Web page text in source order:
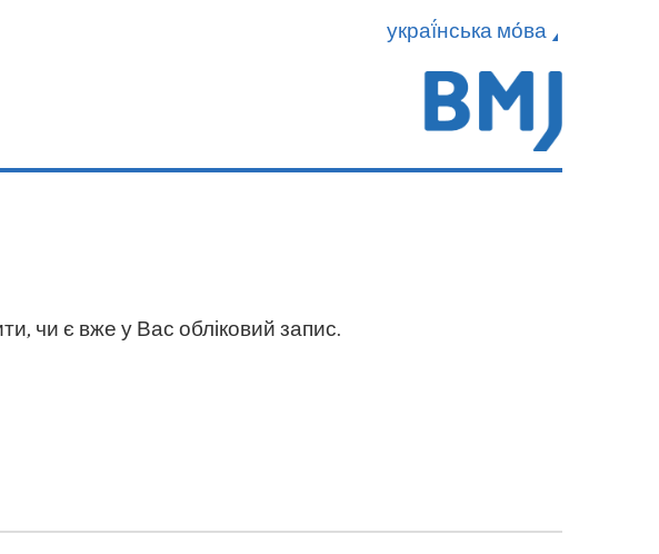
украї́нська мо́ва
чи є вже у Вас обліковий запис.